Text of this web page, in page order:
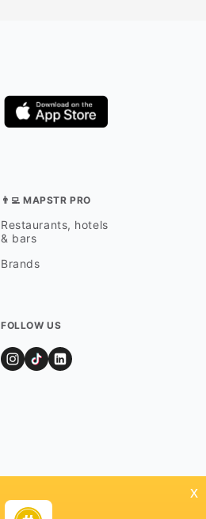
👨‍💻 MAPSTR PRO
Restaurants, hotels
& bars
Brands
FOLLOW US
x